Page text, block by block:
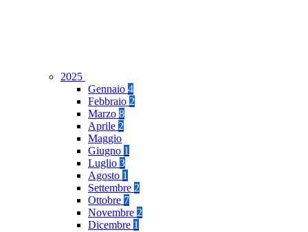
2025
Gennaio 4
Febbraio 2
Marzo 8
Aprile 2
Maggio
Giugno 1
Luglio 3
Agosto 1
Settembre 2
Ottobre 7
Novembre 2
Dicembre 1